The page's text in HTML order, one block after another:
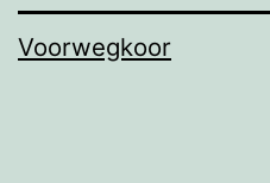
Voorwegkoor